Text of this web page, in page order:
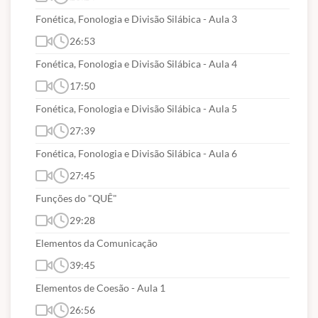
Fonética, Fonologia e Divisão Silábica - Aula 3
26:53
Fonética, Fonologia e Divisão Silábica - Aula 4
17:50
Fonética, Fonologia e Divisão Silábica - Aula 5
27:39
Fonética, Fonologia e Divisão Silábica - Aula 6
27:45
Funções do "QUÊ"
29:28
Elementos da Comunicação
39:45
Elementos de Coesão - Aula 1
26:56